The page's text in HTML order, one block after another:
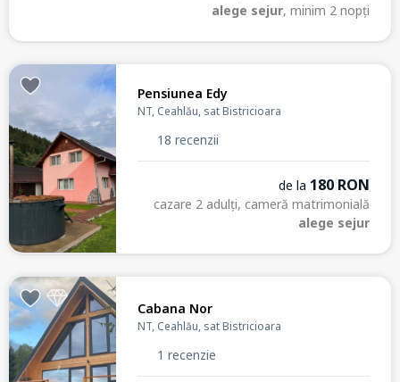
alege sejur, minim 2 nopți
Pensiunea Edy
NT, Ceahlău, sat Bistricioara
18 recenzii
de la 180 RON
cazare 2 adulți, cameră matrimonială
alege sejur
Cabana Nor
NT, Ceahlău, sat Bistricioara
1 recenzie